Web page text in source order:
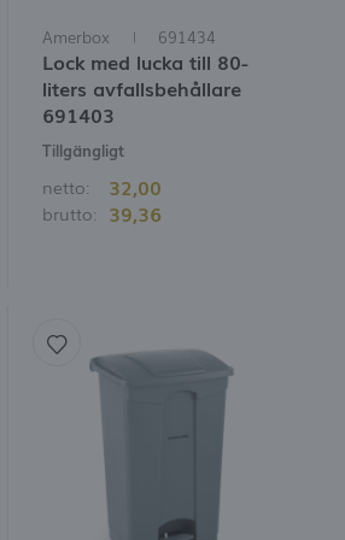
Amerbox 691434
Lock med lucka till 80-
liters avfallsbehållare
691403
Tillgängligt
netto: 32,00
brutto: 39,36